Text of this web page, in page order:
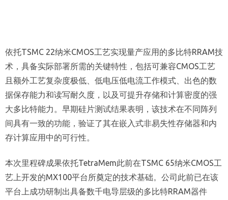
依托TSMC 22纳米CMOS工艺实现量产应用的多比特RRAM技
术，具备实际部署所需的关键特性，包括可兼容CMOS工艺
且额外工艺复杂度极低、低电压低电流工作模式、出色的数
据保存能力和读写耐久度，以及可提升存储和计算密度的强
大多比特能力。早期硅片测试结果表明，该技术在不同阵列
间具有一致的功能，验证了其在嵌入式非易失性存储器和内
存计算应用中的可行性。
本次里程碑成果依托TetraMem此前在TSMC 65纳米CMOS工
艺上开发的MX100平台所奠定的技术基础。公司此前已在该
平台上成功研制出具备数千电导层级的多比特RRAM器件